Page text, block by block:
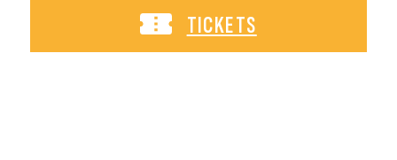
TICKETS